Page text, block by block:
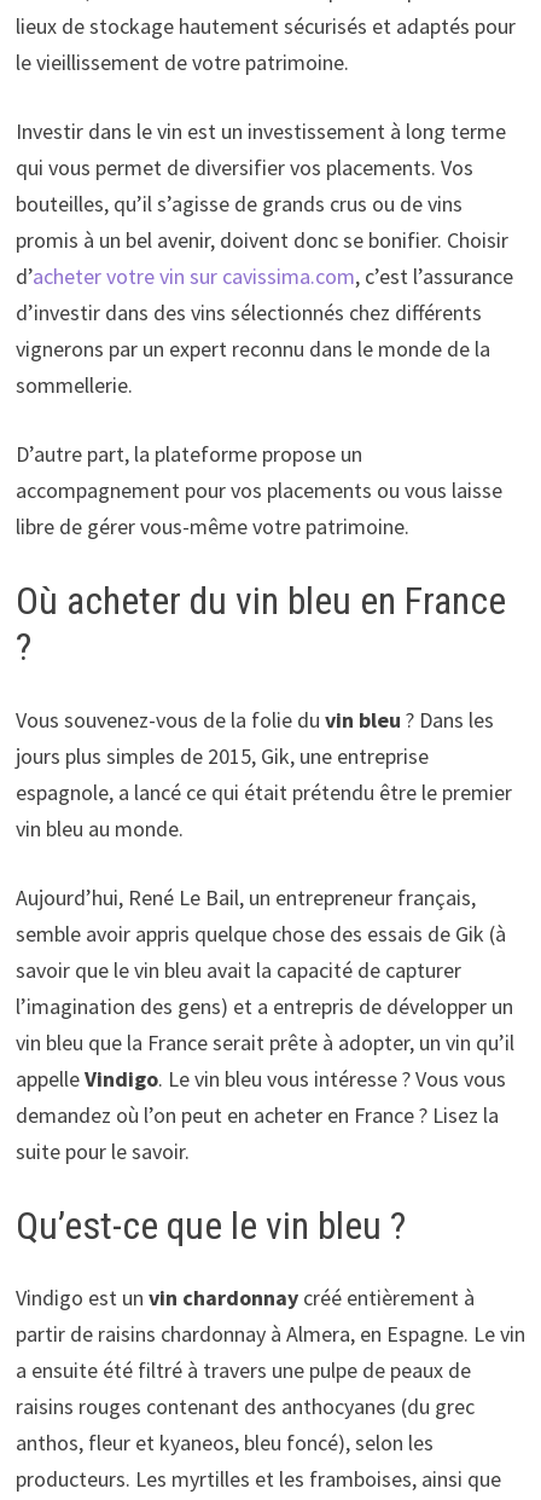
lieux de stockage hautement sécurisés et adaptés pour
le vieillissement de votre patrimoine.
Investir dans le vin est un investissement à long terme
qui vous permet de diversifier vos placements. Vos
bouteilles, qu’il s’agisse de grands crus ou de vins
promis à un bel avenir, doivent donc se bonifier. Choisir
d’acheter votre vin sur cavissima.com, c’est l’assurance
d’investir dans des vins sélectionnés chez différents
vignerons par un expert reconnu dans le monde de la
sommellerie.
D’autre part, la plateforme propose un
accompagnement pour vos placements ou vous laisse
libre de gérer vous-même votre patrimoine.
Où acheter du vin bleu en France
?
Vous souvenez-vous de la folie du vin bleu ? Dans les
jours plus simples de 2015, Gik, une entreprise
espagnole, a lancé ce qui était prétendu être le premier
vin bleu au monde.
Aujourd’hui, René Le Bail, un entrepreneur français,
semble avoir appris quelque chose des essais de Gik (à
savoir que le vin bleu avait la capacité de capturer
l’imagination des gens) et a entrepris de développer un
vin bleu que la France serait prête à adopter, un vin qu’il
appelleVindigo. Le vin bleu vous intéresse ? Vous vous
demandez où l’on peut en acheter en France ? Lisez la
suite pour le savoir.
Qu’est-ce que le vin bleu ?
Vindigo est un vin chardonnay créé entièrement à
partir de raisins chardonnay à Almera, en Espagne. Le vin
a ensuite été filtré à travers une pulpe de peaux de
raisins rouges contenant des anthocyanes (du grec
anthos, fleur et kyaneos, bleu foncé), selon les
producteurs. Les myrtilles et les framboises, ainsi que